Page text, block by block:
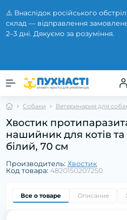
⚠️ Внаслідок російського
склад — відправлення
2–3 дні. Дякуємо за розуміння.
Собаки Ветеринария для
Хвостик
нашийник для котів та
білий, 70 см
Производитель: Хвостик
Код товара: 4820150207250
Все о товаре Описание